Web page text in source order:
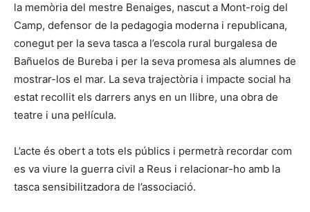
la memòria del mestre Benaiges, nascut a Mont-roig del
Camp, defensor de la pedagogia moderna i republicana,
conegut per la seva tasca a l’escola rural burgalesa de
Bañuelos de Bureba i per la seva promesa als alumnes de
mostrar-los el mar. La seva trajectòria i impacte social ha
estat recollit els darrers anys en un llibre, una obra de
teatre i una pel·lícula.
L’acte és obert a tots els públics i permetrà recordar com
es va viure la guerra civil a Reus i relacionar-ho amb la
tasca sensibilitzadora de l’associació.